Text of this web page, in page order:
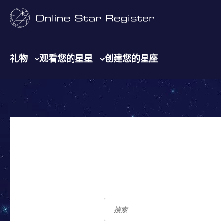
礼物 观看您的星星 创建您的星座